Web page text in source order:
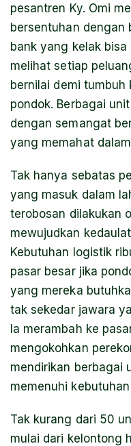
pesantren Ky. Omi
bersentuhan dengan
bank yang kelak
melihat setiap
bernilai demi tumbuh
pondok. Berbagai
dengan semangat
yang memahat
Tak hanya sebatas
yang masuk dalam
terobosan dilakukan
mewujudkan
Kebutuhan logistik
pasar besar jika
yang mereka
tak sekedar jawara
Ia merambah ke
mengokohkan
mendirikan berbagai
memenuhi
Tak kurang dari 50
mulai dari kelontong